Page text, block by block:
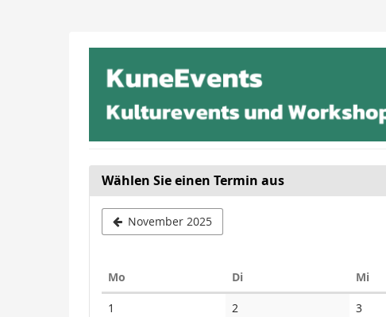
Wählen Sie einen Termin aus
November 2025
Mo DiDienstag Mi
1 2 3Keine